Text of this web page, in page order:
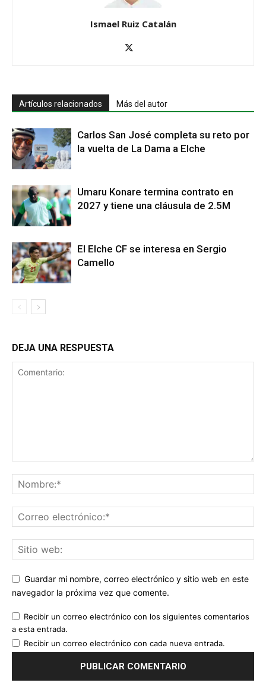
Ismael Ruiz Catalán
Artículos relacionados Más del autor
Carlos San José completa su reto por
la vuelta de La Dama a Elche
Umaru Konare termina contrato en
2027 y tiene una cláusula de 2.5M
El Elche CF se interesa en Sergio
Camello
DEJA UNA RESPUESTA
Guardar mi nombre, correo electrónico y sitio web en este
navegador la próxima vez que comente.
Recibir un correo electrónico con los siguientes comentarios
a esta entrada.
Recibir un correo electrónico con cada nueva entrada.